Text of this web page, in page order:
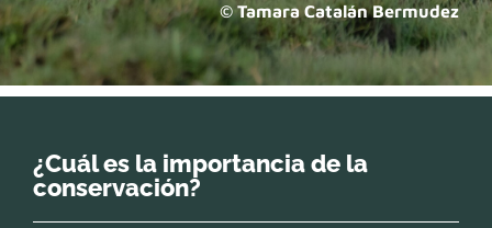
© Tamara Catalán Bermudez
¿Cuál es la importancia de la
conservación?